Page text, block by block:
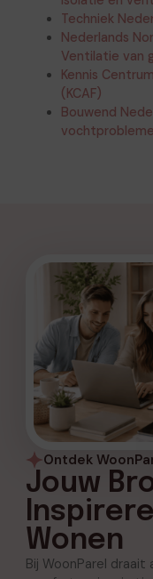
Techniek
Nederlands
Ventilatie van
Kennis
(KCAF)
Bouwend
Ontdek
Jouw
Wonen
Bij WoonParel